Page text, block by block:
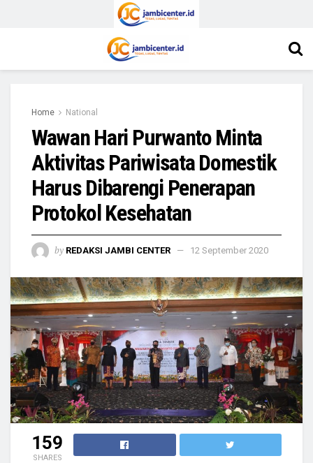
Home National
Wawan Hari Purwanto Minta
Aktivitas Pariwisata Domestik
Harus Dibarengi Penerapan
Protokol Kesehatan
by REDAKSI JAMBI CENTER 12 September 2020
159
SHARES